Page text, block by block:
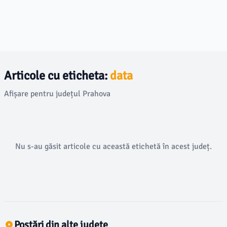
Articole cu eticheta: data
Afișare pentru județul Prahova
Nu s-au găsit articole cu această etichetă în acest județ.